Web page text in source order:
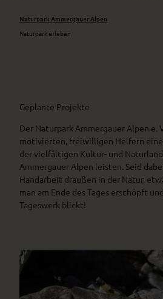
Naturpark Ammergauer Alpen
Naturpark erleben
Geplante Projekte
Der Naturpark Ammergauer Alpen e.
motivierten, freiwilligen Helfern
der vielfältigen Kultur- und
Ammergauer Alpen leisten. Seid
Handarbeit draußen in der Natur,
man am Ende des Tages erschöpft
Tageswerk blickt!